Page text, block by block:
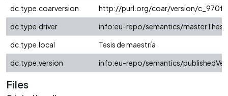
dc.type.coarversion
http://purl.org/coar/version/
dc.type.driver
info:eu-repo/semantics/masterThesis
dc.type.local
Tesis de maestría
dc.type.version
info:eu-repo/semantics/
Files